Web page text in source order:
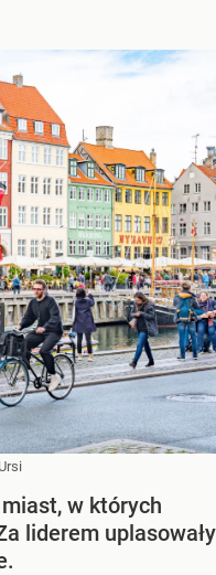
w których
liderem uplasowały